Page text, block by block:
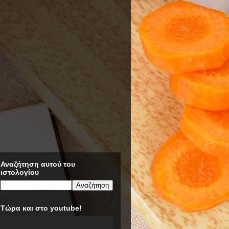
Αναζήτηση αυτού του
ιστολογίου
Τώρα και στο youtube!